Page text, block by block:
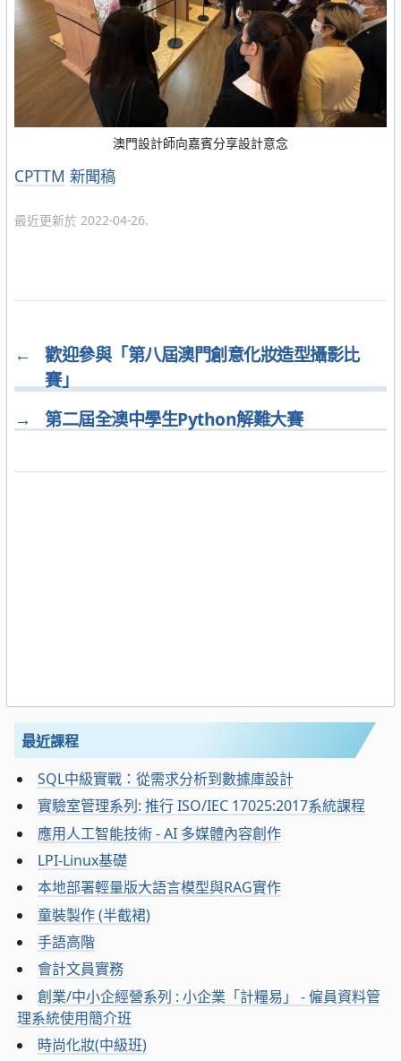
澳門設計師向嘉賓分享設計意念
分
CPTTM 新聞稿
最近更新於 2022-04-26.
←
歡迎參與「第八屆澳門創意化妝造型攝影比
賽」
→
第二屆全澳中學生Python解難大賽
最近課程
SQL中級實戰：從需求分析到數據庫設計
實驗室管理系列: 推行 ISO/IEC 17025:2017系統課程
應用人工智能技術 - AI 多媒體內容創作
LPI-Linux基礎
本地部署輕量版大語言模型與RAG實作
童裝製作 (半截裙)
手語高階
會計文員實務
創業/中小企經營系列 : 小企業「計糧易」 - 僱員資料管
理系統使用簡介班
時尚化妝(中級班)